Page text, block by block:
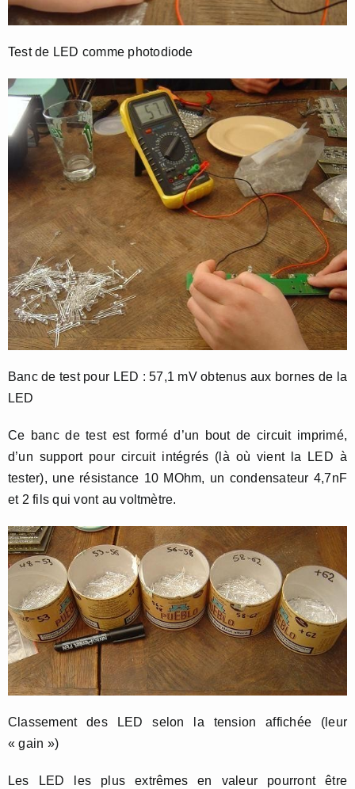
Test de LED comme photodiode
Banc de test pour LED : 57,1 mV obtenus aux bornes de la
LED
Ce banc de test est formé d’un bout de circuit imprimé,
d’un support pour circuit intégrés (là où vient la LED à
tester), une résistance 10 MOhm, un condensateur 4,7nF
et 2 fils qui vont au voltmètre.
Classement des LED selon la tension affichée (leur
« gain »)
Les LED les plus extrêmes en valeur pourront être